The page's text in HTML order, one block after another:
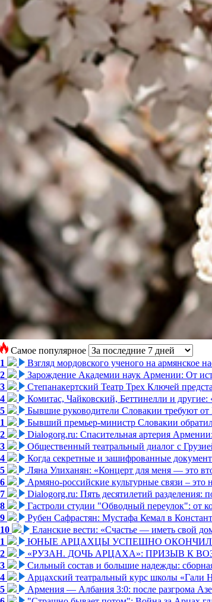
Самое популярное
1
Взгляд мордовского ученого на армянское
2
Зарождение Академии наук Армении: От
3
Степанакертский Театр Трех Ключей
4
Комитас, Чайковский, Беттинелли и
5
Бывшие руководители Словакии требуют
1
Бывший премьер-министр Словакии
2
Dialogorg.ru: Спасительная артерия
3
Общественный театральный диалог с
4
Когда секретные и зашифрованные
5
Ляна Улиханян: «Концерт для меня — это
6
Армяно-российские культурные связи – это
7
Dialogorg.ru: Пять десятилетий разделения:
8
Гастроли студии "Обводный переулок": от
9
Рубен Сафрастян: Мустафа Кемал в
10
Еланские вести: «Счастье — иметь свой
1
ЮНЫЕ АРЦАХЦЫ УСПЕШНО
2
«РУЗАН. ДОЧЬ АРЦАХА»: ПРИЗЫВ К
3
Сильный состав и большие надежды:
4
Арцахский театральный курс школы «Гали
5
Армения — Албания 3:0: после разгрома